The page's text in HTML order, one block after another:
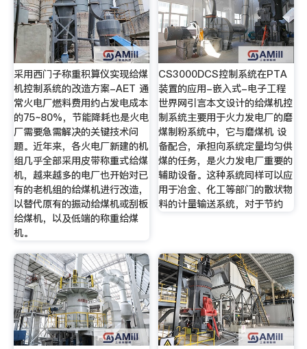
采用西门子称重积算仪实现给煤
机控制系统的改造方案-AET 通
常火电厂燃料费用约占发电成本
的75~80%，节能降耗也是火电
厂需要急需解决的关键技术问
题。近年来，各火电厂新建的机
组几乎全部采用皮带称重式给煤
机，越来越多的电厂也开始对已
有的老机组的给煤机进行改造，
以替代原有的振动给煤机或刮板
给煤机，以及低端的称重给煤
机。
CS3000DCS控制系统在PTA
装置的应用-嵌入式-电子工程
世界网引言本文设计的给煤机控
制系统主要用于火力发电厂的磨
煤制粉系统中，它与磨煤机 设
备配合，承担向系统定量均匀供
煤的任务，是火力发电厂重要的
辅助设备。这种系统同样可以应
用于冶金、化工等部门的散状物
料的计量输送系统，对于节约